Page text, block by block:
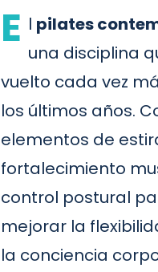
E l pilates
una disciplina
vuelto cada vez
los últimos años.
elementos de
fortalecimiento
control postural
mejorar la
la conciencia